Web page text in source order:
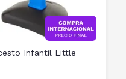
Infantil Little